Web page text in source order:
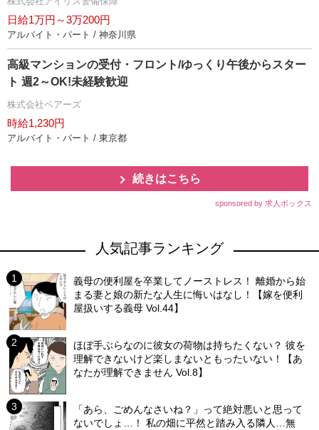
日給1万円～3万200円
アルバイト・パート / 神奈川県
高級マンションの受付・フロント/ゆっくり午後からスター
ト 週2～OK!未経験歓迎
株式会社ベアーズ
時給1,230円
アルバイト・パート / 東京都
続きはこちら
sponsored by 求人ボックス
人気記事ランキング
義母の便利屋を卒業してノーストレス！ 離婚から始
まる妻と娘の新たな人生に悔いはなし！【嫁を便利
屋扱いする義母 Vol.44】
ほぼ手ぶらなのに彼女の荷物は持ちたくない？ 彼を
理解できないけど楽しまないともったいない！【あ
なたが理解できません Vol.8】
「あら、ごめんなさいね？」って絶対悪いと思って
ないでしょ…！ 私の畑に平然と踏み入る隣人…無